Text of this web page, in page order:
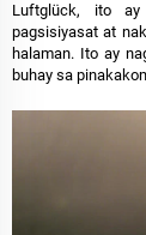
Luftglück, ito ay
pagsisiyasat at
halaman. Ito ay
buhay sa